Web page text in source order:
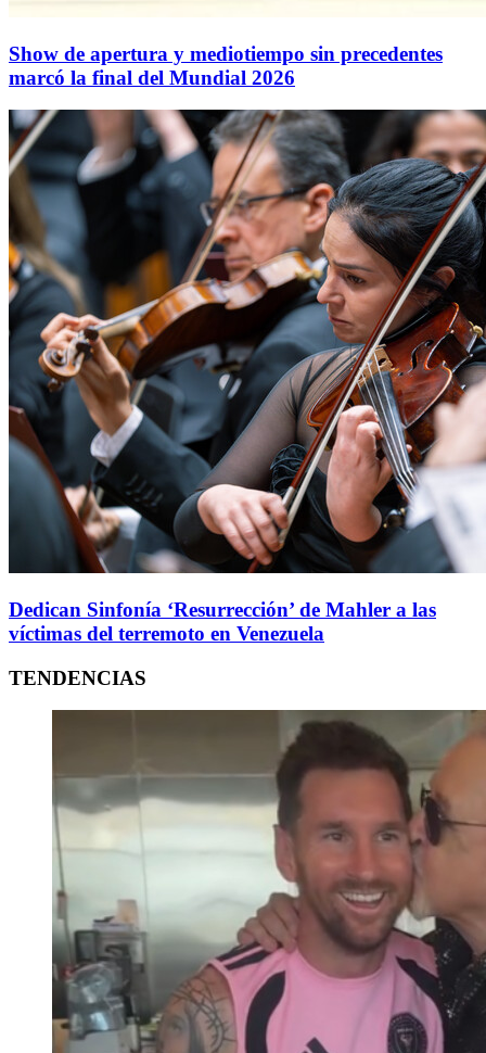
Show de apertura y mediotiempo sin precedentes
marcó la final del Mundial 2026
Dedican Sinfonía ‘Resurrección’ de Mahler a las
víctimas del terremoto en Venezuela
TENDENCIAS